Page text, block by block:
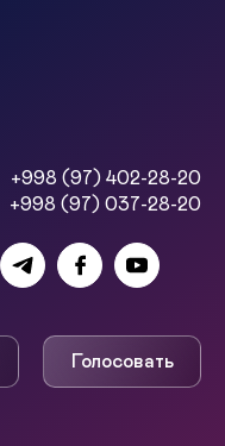
+998 (97) 402-28-20
+998 (97) 037-28-20
Голосовать